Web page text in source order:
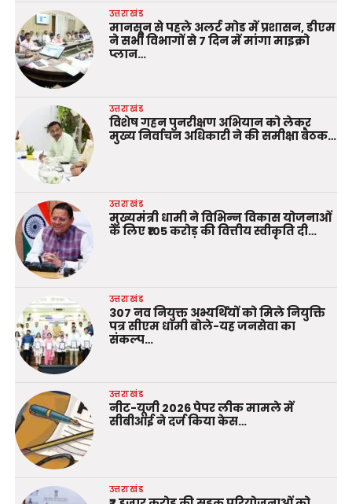
उत्तराखंड
मानसून से पहले अलर्ट मोड में प्रशासन, डीएम
ने सभी विभागों से 7 दिन में मांगा माइक्रो
प्लान…
उत्तराखंड
विशेष गहन पुनरीक्षण अभियान को लेकर
मुख्य निर्वाचन अधिकारी ने की समीक्षा बैठक…
उत्तराखंड
मुख्यमंत्री धामी ने विभिन्न विकास योजनाओं
के लिए ₹105 करोड़ की वित्तीय स्वीकृति दी…
उत्तराखंड
307 नव नियुक्त अभ्यर्थियों को मिले नियुक्ति
पत्र सीएम धामी बोले-यह जनसेवा का
संकल्प…
उत्तराखंड
नीट-यूजी 2026 पेपर लीक मामले में
सीबीआई ने दर्ज किया केस…
उत्तराखंड